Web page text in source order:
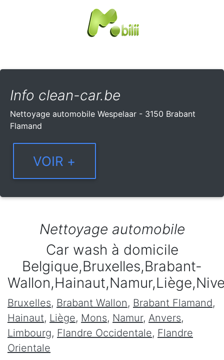
Info clean-car.be
Nettoyage automobile Wespelaar - 3150 Brabant
Flamand
Nettoyage automobile
Car wash à domicile
Belgique,Bruxelles,Brabant-
Bruxelles, Brabant Wallon, Brabant Flamand,
Hainaut, Liège, Mons, Namur, Anvers,
Limbourg, Flandre Occidentale, Flandre
Orientale